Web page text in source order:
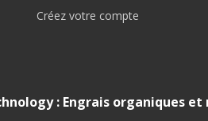
Créez votre compte
: Engrais organiques